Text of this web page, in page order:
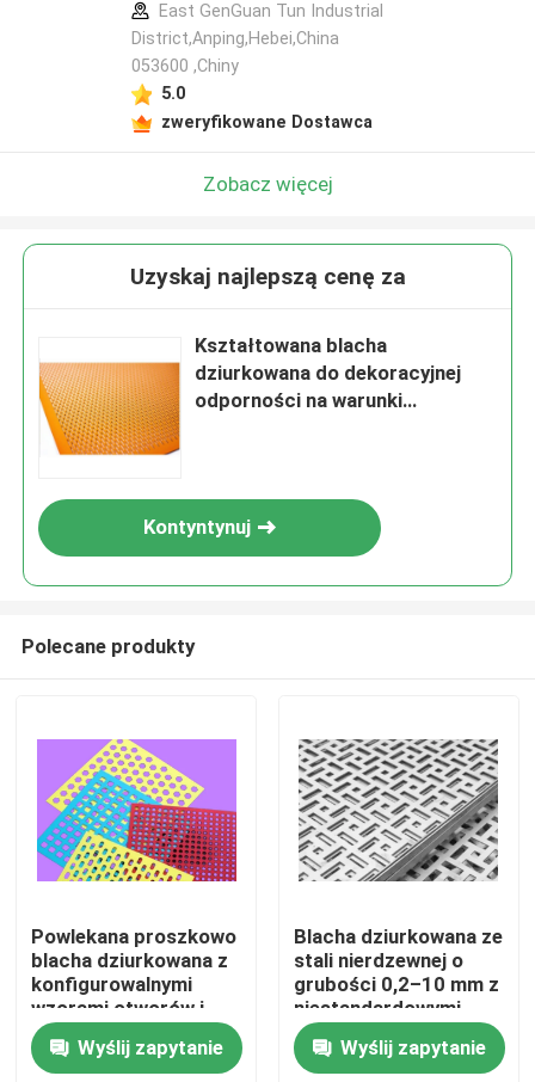
Do domu
Produkty
Pokaz VR
East GenGuan Tun Industrial
District,Anping,Hebei,China
053600 ,Chiny
5.0
zweryfikowane Dostawca
Zobacz więcej
Uzyskaj najlepszą cenę za
Kształtowana blacha
dziurkowana do dekoracyjnej
odporności na warunki
Kontyntynuj
Polecane produkty
Powlekana proszkowo
blacha dziurkowana z
konfigurowalnymi
wzorami otworów i
odpornością na
korozję dla
Wyślij zapytanie
Blacha dziurkowana ze
stali nierdzewnej o
grubości 0,2–10 mm z
niestandardowymi
wzorami otworów do
urządzeńWyślij zapytanie